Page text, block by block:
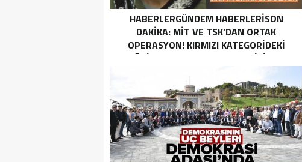
HABERLERGÜNDEM HABERLERISON
DAKIKA: MİT VE TSK’DAN ORTAK
OPERASYON! KIRMIZI KATEGORIDEKI
TERÖRIST NAZLI TAŞPINAR ETKISIZ HALE
ORTAK OPERASYON! KIRMIZI
KATEGORIDEKI TERÖRIST NAZLI
TAŞPINAR ETKISIZ HALE GETIRILDI .